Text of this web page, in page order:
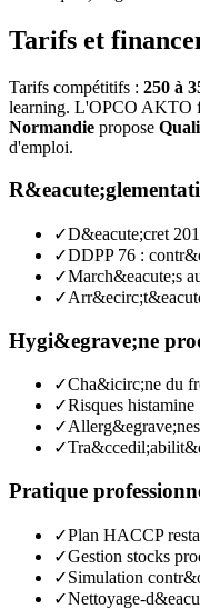
Tarifs et
Tarifs compétitifs : 250 à
learning. L'OPCO AKTO
Normandie propose
d'emploi.
✓D&eacute;cret
✓DDPP 76 :
✓March&eacute;s
✓
Hygi&egrave;ne
✓Cha&icirc;ne du
✓Risques histamine
✓
✓
Pratique
✓Plan HACCP
✓Gestion stocks
✓Simulation
✓Nettoyage-